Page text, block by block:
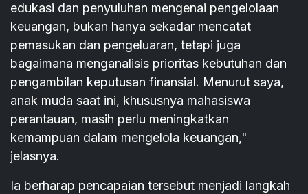
edukasi dan penyuluhan mengenai pengelolaan
keuangan, bukan hanya sekadar mencatat
pemasukan dan pengeluaran, tetapi juga
bagaimana menganalisis prioritas kebutuhan dan
pengambilan keputusan finansial. Menurut saya,
anak muda saat ini, khususnya mahasiswa
perantauan, masih perlu meningkatkan
kemampuan dalam mengelola keuangan,"
jelasnya.
Ia berharap pencapaian tersebut menjadi langkah